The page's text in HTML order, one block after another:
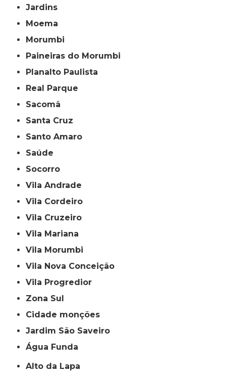
Jardins
Moema
Morumbi
Paineiras do Morumbi
Planalto Paulista
Real Parque
Sacomã
Santa Cruz
Santo Amaro
Saúde
Socorro
Vila Andrade
Vila Cordeiro
Vila Cruzeiro
Vila Mariana
Vila Morumbi
Vila Nova Conceição
Vila Progredior
Zona Sul
cidade monções
jardim São Saveiro
Água Funda
Alto da Lapa